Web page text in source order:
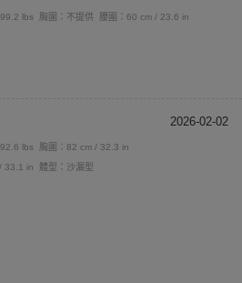
lbs 胸圍：不提供
腰圍：60 cm / 23.6 in
2026-02-02
lbs
胸圍：82 cm / 32.3 in
33.1 in
體型：沙漏型